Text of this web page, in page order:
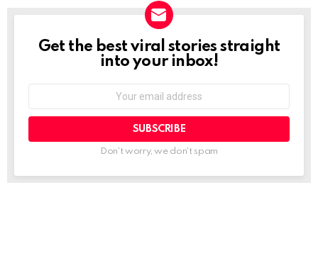
NEWSLETTER
Get the best viral stories straight
into your inbox!
Don't worry, we don't spam